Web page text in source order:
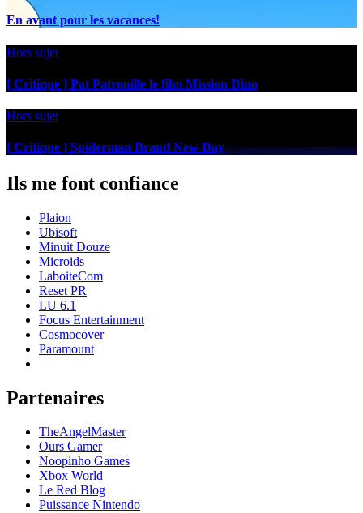
En avant pour les vacances!
Hors sujet
[ Critique ] Pat Patrouille le film Mission Dino
Hors sujet
[ Critique ] Spiderman Brand New Day
Ils me font confiance
Plaion
Ubisoft
Minuit Douze
Microids
LaboiteCom
Reset PR
LU 6.1
Focus Entertainment
Cosmocover
Paramount
Partenaires
TheAngelMaster
Ours Gamer
Noopinho Games
Xbox World
Le Red Blog
Puissance Nintendo